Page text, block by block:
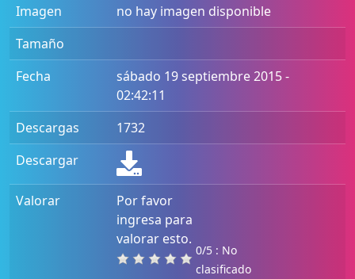
Imagen
no hay imagen disponible
Tamaño
Fecha
sábado 19 septiembre 2015 -
02:42:11
Descargas
1732
Descargar
Valorar
Por favor
ingresa para
valorar esto.
0/5 : No
clasificado